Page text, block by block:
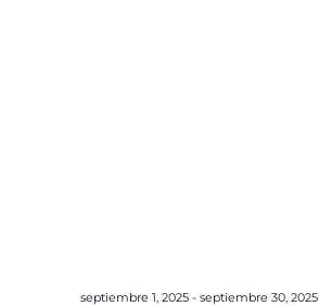
septiembre 1, 2025- septiembre 30, 2025